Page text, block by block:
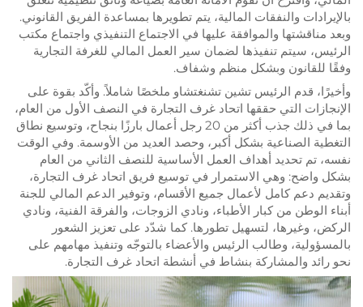
بالإيرادات والنفقات المالية، يتم تطويرها بمساعدة الفريق القانوني.
وبعد مناقشتها والموافقة عليها في الاجتماع التنفيذي واجتماع مكتب
الرئيس، سيتم تنفيذها لضمان سير العمل المالي للغرفة التجارية
وفقًا للقانون وبشكل منظم وشفاف.
وأخيرًا، قدم الرئيس تشين تشنغتشاو ملخصًا شاملاً. وأكّد بقوة على
الإنجازات التي حققها اتحاد غرف التجارة في النصف الأول من العام،
بما في ذلك جذب أكثر من 20 رجل أعمال بارزًا بنجاح، وتوسيع نطاق
التغطية الصناعية بشكل أكبر، وحصد العديد من الأوسمة. وفي الوقت
نفسه، تم تحديد أهداف العمل الأساسية للنصف الثاني من العام
بشكل واضح: وهي الاستمرار في توسيع فريق اتحاد غرف التجارة،
وتقديم دعم كامل لأعمال جميع الأقسام، وتوفير الدعم المالي للجنة
أبناء الوطن من كبار الأطباء، ونادي الزوجات، والفرقة الفنية، ونادي
الركض، وغيرها، لتسهيل تطورها. كما شدّد على تعزيز الشعور
بالمسؤولية، وطالب الرئيس والأعضاء بالتوجّه وتنفيذ مهامهم على
نحو رائد والمشاركة بنشاط في أنشطة اتحاد غرف التجارة.